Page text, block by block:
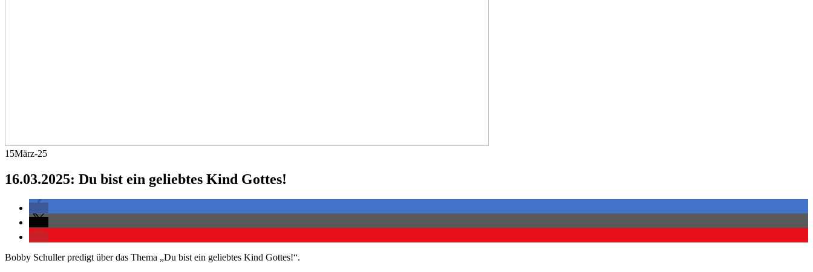
15März-25
16.03.2025: Du bist ein geliebtes Kind Gottes!
Bobby Schuller predigt über das Thema „Du bist ein geliebtes Kind Gottes!“.